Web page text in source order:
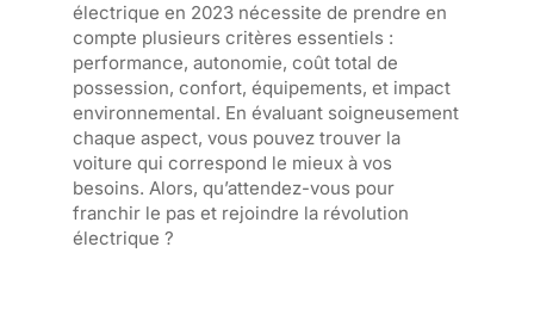
électrique en 2023 nécessite de prendre en
compte plusieurs critères essentiels :
performance, autonomie, coût total de
possession, confort, équipements, et impact
environnemental. En évaluant soigneusement
chaque aspect, vous pouvez trouver la
voiture qui correspond le mieux à vos
besoins. Alors, qu’attendez-vous pour
franchir le pas et rejoindre la révolution
électrique ?